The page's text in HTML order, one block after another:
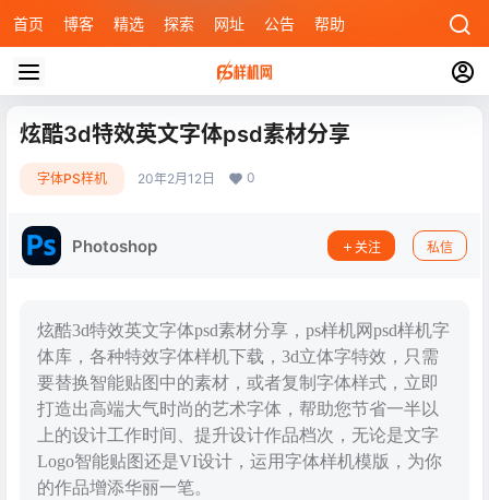
首页 博客 精选 探索 网址 公告 帮助
炫酷3d特效英文字体psd素材分享
字体PS样机 20年2月12日 0
Photoshop 关注 私信
炫酷3d特效英文字体psd素材分享，ps样机网psd样机字
体库，各种特效字体样机下载，3d立体字特效，只需
要替换智能贴图中的素材，或者复制字体样式，立即
打造出高端大气时尚的艺术字体，帮助您节省一半以
上的设计工作时间、提升设计作品档次，无论是文字
Logo智能贴图还是VI设计，运用字体样机模版，为你
的作品增添华丽一笔。